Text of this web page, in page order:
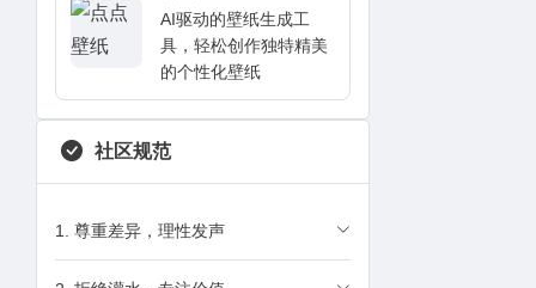
AI驱动的壁纸生成工
具，轻松创作独特精美
的个性化壁纸
社区规范
1. 尊重差异，理性发声